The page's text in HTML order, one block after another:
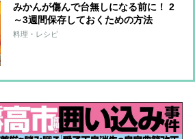
みかんが傷んで台無しになる前に！ 2
～3週間保存しておくための方法
料理・レシピ